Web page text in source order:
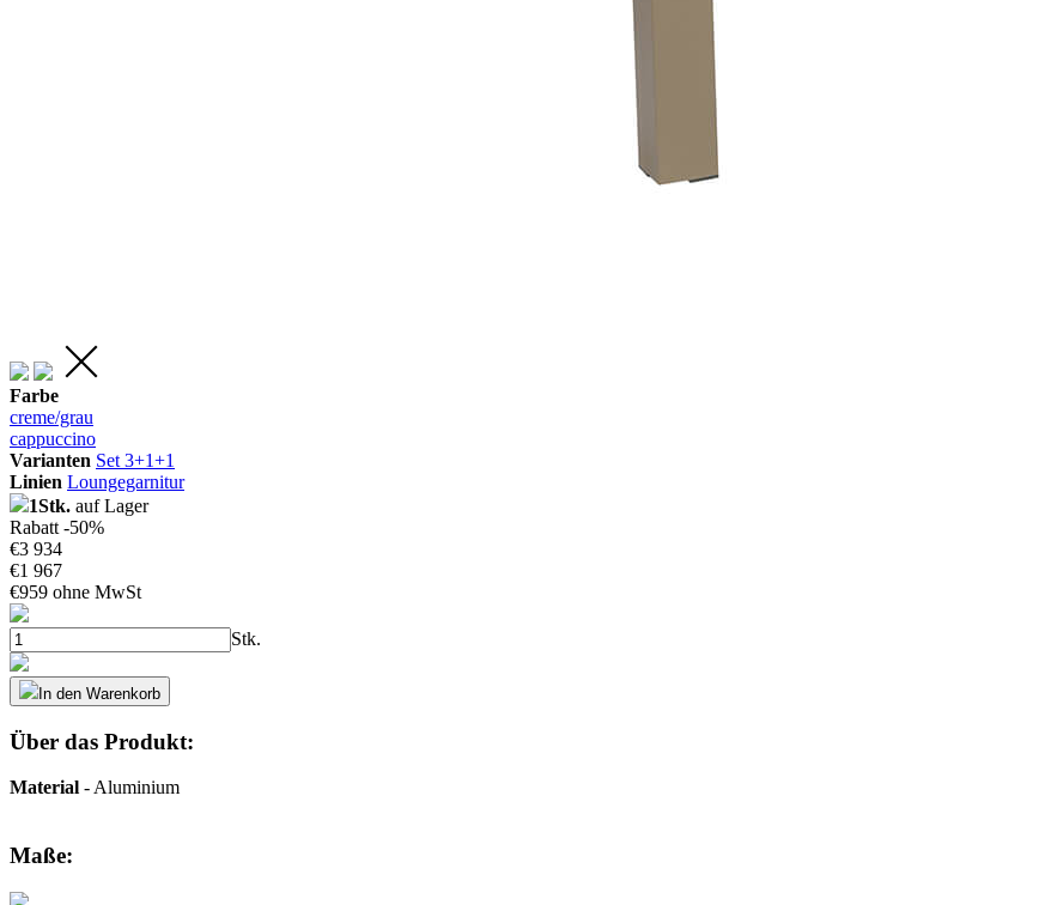
Farbe
creme/grau
cappuccino
Varianten Set 3+1+1
Linien Loungegarnitur
1Stk. auf Lager
Rabatt -50%
€3 934
€1 967
€959 ohne MwSt
Stk.
In den Warenkorb
Über das Produkt:
Material - Aluminium
Maße: